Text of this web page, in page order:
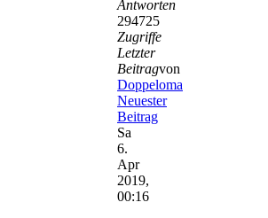
Antworten
294725
Zugriffe
Letzter
Beitragvon
Doppeloma
Neuester
Beitrag
Sa
6.
Apr
2019,
00:16